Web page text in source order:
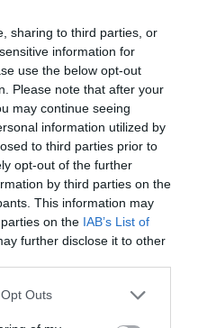
sharing to third parties, or
information for
use the below opt-out
Please note that after your
may continue seeing
information utilized by
to third parties prior to
opt-out of the further
by third parties on the
This information may
on the IAB’s List of
further disclose it to other
Outs
cuvinte: Alex
Radu Drăgușin: „Am
o să vină nimeni să